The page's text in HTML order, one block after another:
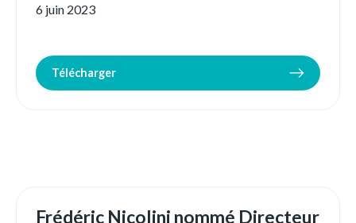
6 juin 2023
Télécharger
Frédéric Nicolini nommé Directeur